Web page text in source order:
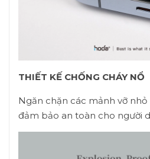
THIẾT KẾ CHỐNG CHÁY NỔ
Ngăn chặn các mảnh vỡ nhỏ
đảm bảo an toàn cho người